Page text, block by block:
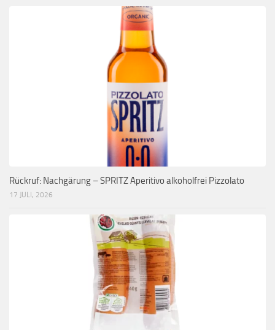
Rückruf: Nachgärung – SPRITZ Aperitivo alkoholfrei Pizzolato
17 JULI, 2026